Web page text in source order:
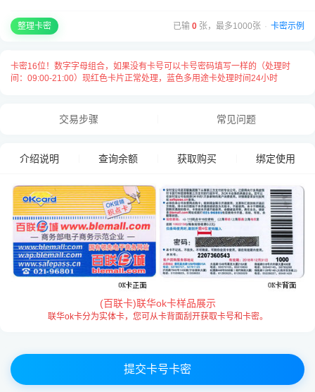
整理卡密 已输 0 张，最多1000张 · 卡密示例
卡密16位！数字字母组合，如果没有卡号可以卡号密码填写一样的（处理时
间：09:00-21:00）现红色卡片正常处理，蓝色多用途卡处理时间24小时
交易步骤 常见问题
提交卡号卡密
每张卡占用一行用
隔开，例：
介绍说明 查询余额 获取购买 绑定使用
(百联卡)联华ok卡样品展示
联华ok卡分为实体卡，您可从卡背面刮开获取卡号和卡密。